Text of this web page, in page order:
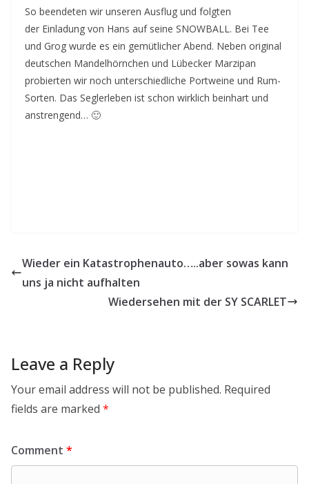
So beendeten wir unseren Ausflug und folgten
der Einladung von Hans auf seine SNOWBALL. Bei Tee
und Grog wurde es ein gemütlicher Abend. Neben original
deutschen Mandelhörnchen und Lübecker Marzipan
probierten wir noch unterschiedliche Portweine und Rum-
Sorten. Das Seglerleben ist schon wirklich beinhart und
anstrengend… 🙂
Wieder ein Katastrophenauto…..aber sowas kann
uns ja nicht aufhalten
Wiedersehen mit der SY SCARLET
Leave a Reply
Your email address will not be published. Required
fields are marked *
Comment *